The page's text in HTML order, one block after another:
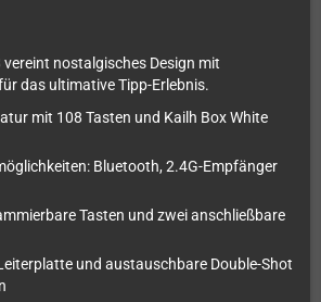
vereint nostalgisches Design mit
das ultimative Tipp-Erlebnis.
mit 108 Tasten und Kailh Box White
Bluetooth, 2.4G-Empfänger
Tasten und zwei anschließbare
und austauschbare Double-Shot